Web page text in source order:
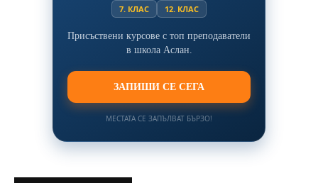
7. КЛАС 12. КЛАС
Присъствени курсове с топ преподаватели
в школа Аслан.
ЗАПИШИ СЕ СЕГА
МЕСТАТА СЕ ЗАПЪЛВАТ БЪРЗО!